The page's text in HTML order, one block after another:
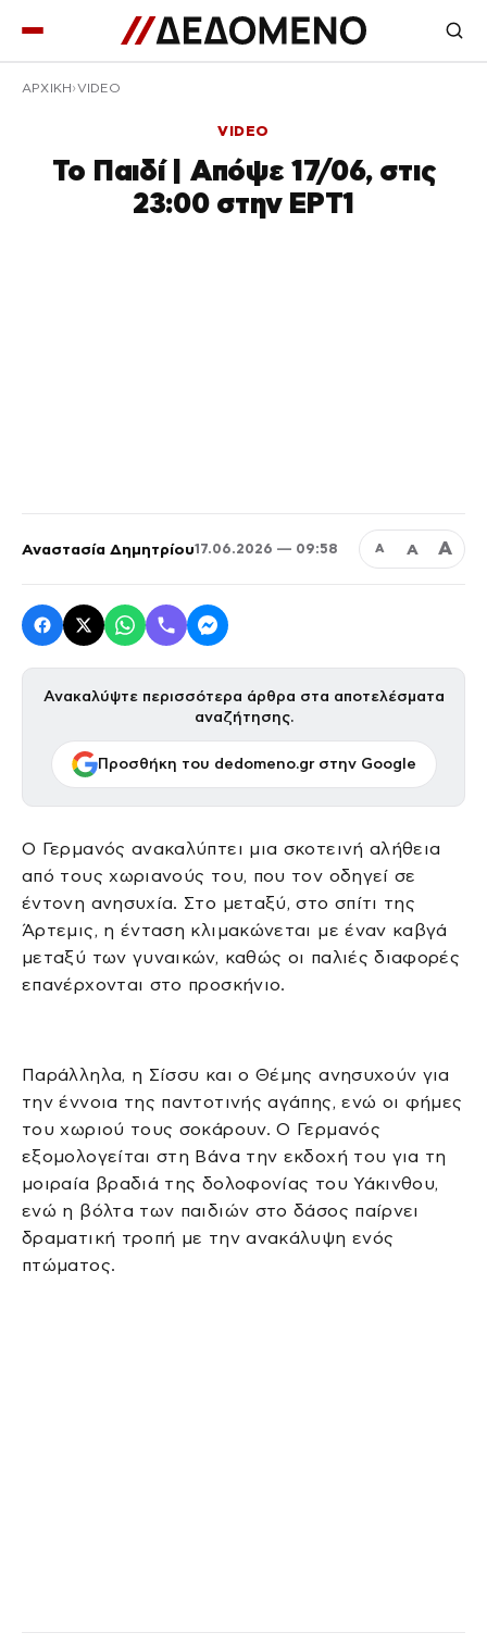
ΑΡΧΙΚΉ VIDEO
VIDEO
Το Παιδί | Απόψε 17/06, στις
23:00 στην ΕΡΤ1
Αναστασία Δημητρίου17.06.2026 — 09:58 Α Α Α
Ανακαλύψτε περισσότερα άρθρα στα αποτελέσματα
αναζήτησης.
Προσθήκη του dedomeno.gr στην Google
Ο Γερμανός ανακαλύπτει μια σκοτεινή αλήθεια
από τους χωριανούς του, που τον οδηγεί σε
έντονη ανησυχία. Στο μεταξύ, στο σπίτι της
Άρτεμις, η ένταση κλιμακώνεται με έναν καβγά
μεταξύ των γυναικών, καθώς οι παλιές διαφορές
επανέρχονται στο προσκήνιο.
Παράλληλα, η Σίσσυ και ο Θέμης ανησυχούν για
την έννοια της παντοτινής αγάπης, ενώ οι φήμες
του χωριού τους σοκάρουν. Ο Γερμανός
εξομολογείται στη Βάνα την εκδοχή του για τη
μοιραία βραδιά της δολοφονίας του Υάκινθου,
ενώ η βόλτα των παιδιών στο δάσος παίρνει
δραματική τροπή με την ανακάλυψη ενός
πτώματος.